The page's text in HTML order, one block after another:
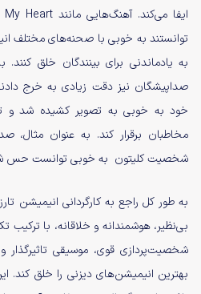
توانستند به خوبی با صحنه‌های مختلف
به یادماندنی برای بینندگان خلق
صداپیشگان نیز دقت زیادی به خرج
خود به خوبی به تصویر کشیده شد و
مخاطبان برقرار کند. به عنوان مثال،
شخصیت کلیتون به خوبی توانست حس
بی‌نظیر، هوشمندانه و خلاقانه، با
شخصیت‌پردازی قوی، موسیقی تاثیرگذار
بهترین انیمیشن‌های دیزنی را خلق کند.